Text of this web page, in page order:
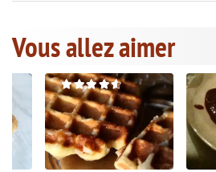
Vous allez aimer